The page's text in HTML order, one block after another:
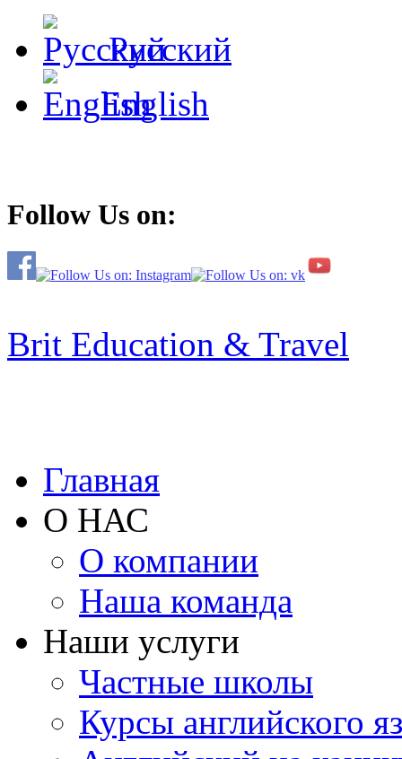
Русский
English
Follow Us on:
Brit Education & Travel
Главная
О НАС
О компании
Наша команда
Наши услуги
Частные школы
Курсы английского